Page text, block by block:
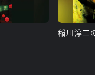
稲川淳二